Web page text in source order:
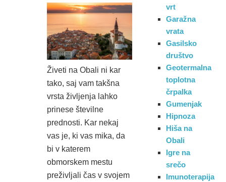
Živeti na Obali ni kar
tako, saj vam takšna
vrsta življenja lahko
prinese številne
prednosti. Kar nekaj
vas je, ki vas mika, da
bi v katerem
obmorskem mestu
preživljali čas v svojem
vrt
Garažna
vrata
Gasilsko
društvo
Geotermalna
toplotna
črpalka
Gumenjak
Hipnoza
Hiša na
Obali
Igre na
srečo
Imunoterapija